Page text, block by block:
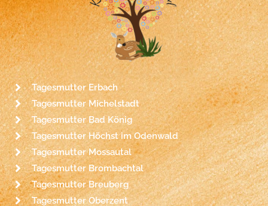
Tagesmutter Erbach
Tagesmutter Michelstadt
Tagesmutter Bad König
Tagesmutter Höchst im Odenwald
Tagesmutter Mossautal
Tagesmutter Brombachtal
Tagesmutter Breuberg
Tagesmutter Oberzent